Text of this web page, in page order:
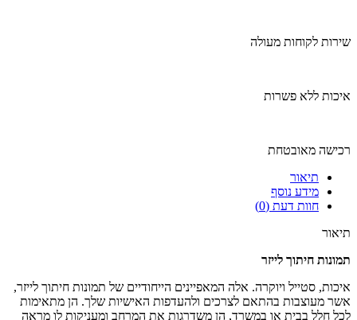
שירות לקוחות מעולה
איכות ללא פשרות
רכישה מאובטחת
תיאור
מידע נוסף
חוות דעת (0)
תיאור
תמונות חיתוך לייזר
איכות, סטייל ויוקרה. אלה המאפיינים הייחודיים של תמונות חיתוך לייזר,
אשר מעוצבות בהתאם לצרכים ולהעדפות האישיות שלך. הן מתאימות
לכל חלל בבית או במשרד, הן משדרגות את המרחב ומעניקות לו מראה